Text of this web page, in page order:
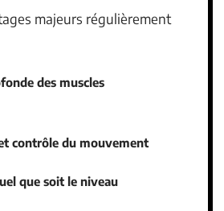
majeurs régulièrement
des muscles
contrôle du mouvement
que soit le niveau